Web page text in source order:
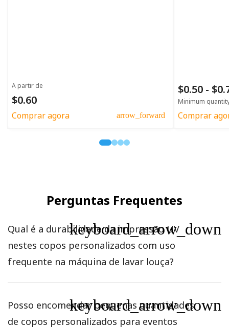
A partir de
$0.60
Comprar agora arrow_forward
$0.50 -
Minimum
Comprar
Perguntas Frequentes
Qual é a durabilidade da impressão UV
nestes copos personalizados com uso
frequente na máquina de lavar louça?
keyboard_arrow_down
Posso encomendar pequenas quantidades
de copos personalizados para eventos
keyboard_arrow_down